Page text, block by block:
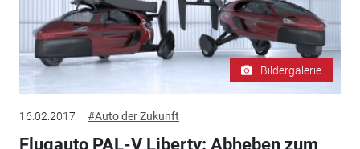
Bildergalerie
16.02.2017 #Auto der Zukunft
Flugauto PAL-V Liberty: Abheben zum